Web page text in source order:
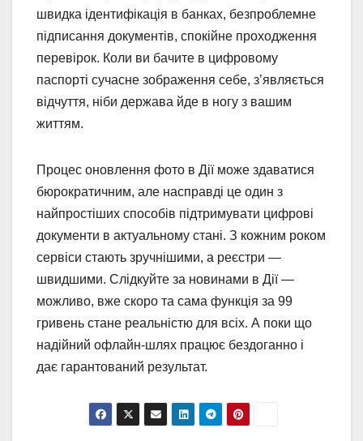
швидка ідентифікація в банках, безпроблемне
підписання документів, спокійне проходження
перевірок. Коли ви бачите в цифровому
паспорті сучасне зображення себе, з’являється
відчуття, ніби держава йде в ногу з вашим
життям.
Процес оновлення фото в Дії може здаватися
бюрократичним, але насправді це один з
найпростіших способів підтримувати цифрові
документи в актуальному стані. З кожним роком
сервіси стають зручнішими, а реєстри —
швидшими. Слідкуйте за новинами в Дії —
можливо, вже скоро та сама функція за 99
гривень стане реальністю для всіх. А поки що
надійний офлайн-шлях працює бездоганно і
дає гарантований результат.